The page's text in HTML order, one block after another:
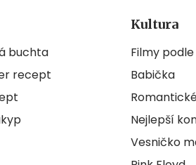
buchta
recept
Kultura
Filmy
Babička
Nejlepší
Vesničko